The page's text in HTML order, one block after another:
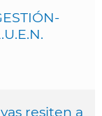
resiten a